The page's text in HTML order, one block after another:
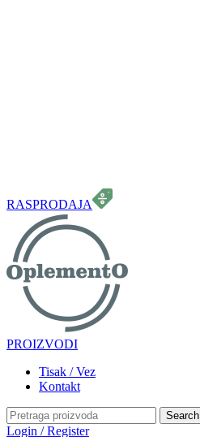
RASPRODAJA
PROIZVODI
Tisak / Vez
Kontakt
Search
Login / Register